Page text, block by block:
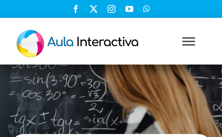
contenido
Ingresar
Registrarse